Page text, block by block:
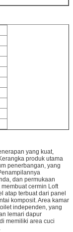
yang kuat,
produk utama
penerbangan, yang
dan permukaan
cermin Loft
atap terbuat dari panel
komposit. Area kamar
independen, yang
lemari dapur
memiliki area cuci